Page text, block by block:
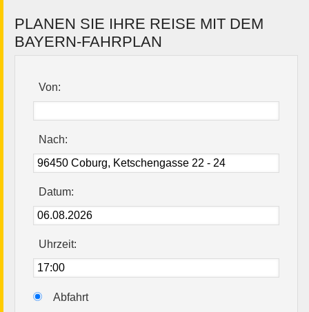
PLANEN SIE IHRE REISE MIT DEM
BAYERN-FAHRPLAN
Von:
Nach:
Datum:
Uhrzeit:
Abfahrt